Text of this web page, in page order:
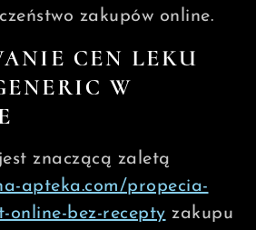
zakupów online.
CEN LEKU
W
znaczącą zaletą
apteka.com/propecia-
online-bez-recepty zakupu